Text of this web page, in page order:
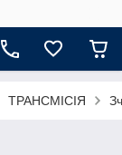
ТРАНСМІСІЯ